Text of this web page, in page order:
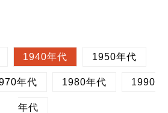
1940年代 1950年代
年代 1980年代 1990
年代